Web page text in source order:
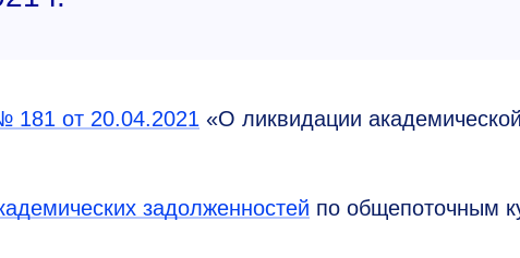
181 от 20.04.2021 «О ликвидации
задолженностей по общепоточным